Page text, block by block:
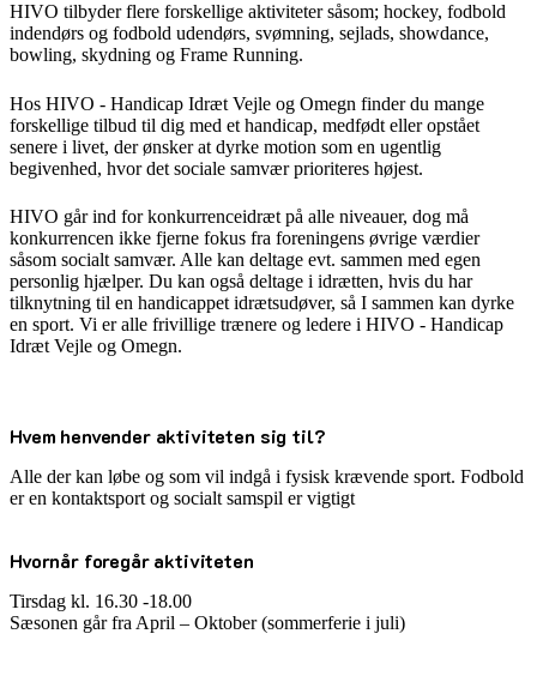
HIVO tilbyder flere forskellige aktiviteter såsom; hockey, fodbold
indendørs og fodbold udendørs, svømning, sejlads, showdance,
bowling, skydning og Frame Running.
Hos HIVO - Handicap Idræt Vejle og Omegn finder du mange
forskellige tilbud til dig med et handicap, medfødt eller opstået
senere i livet, der ønsker at dyrke motion som en ugentlig
begivenhed, hvor det sociale samvær prioriteres højest.
HIVO går ind for konkurrenceidræt på alle niveauer, dog må
konkurrencen ikke fjerne fokus fra foreningens øvrige værdier
såsom socialt samvær. Alle kan deltage evt. sammen med egen
personlig hjælper. Du kan også deltage i idrætten, hvis du har
tilknytning til en handicappet idrætsudøver, så I sammen kan dyrke
en sport. Vi er alle frivillige trænere og ledere i HIVO - Handicap
Idræt Vejle og Omegn.
Hvem henvender aktiviteten sig til?
Alle der kan løbe og som vil indgå i fysisk krævende sport. Fodbold
er en kontaktsport og socialt samspil er vigtigt
Hvornår foregår aktiviteten
Tirsdag kl. 16.30 -18.00
Sæsonen går fra April – Oktober (sommerferie i juli)